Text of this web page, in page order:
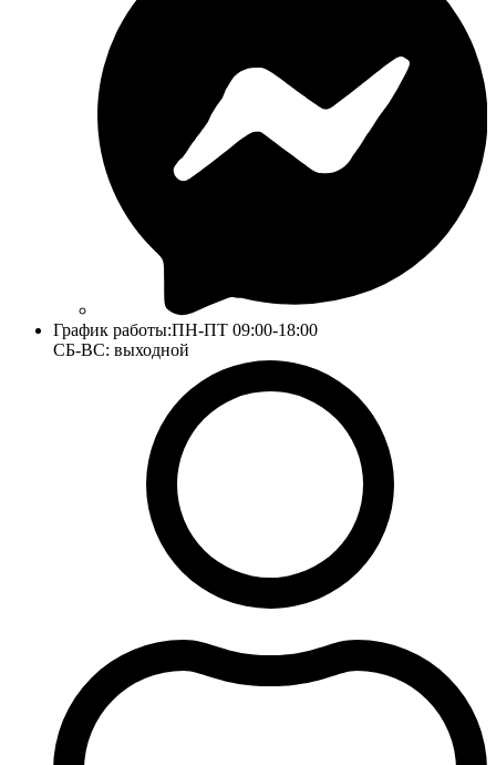
График работы:ПН-ПТ 09:00-18:00
СБ-ВС: выходной